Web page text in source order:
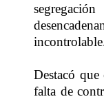
Destacó
falta de